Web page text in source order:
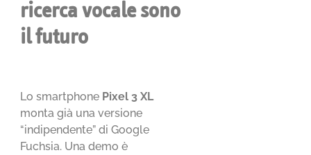
ricerca vocale sono
il futuro
Lo smartphone Pixel 3 XL
monta già una versione
“indipendente” di Google
Fuchsia. Una demo è